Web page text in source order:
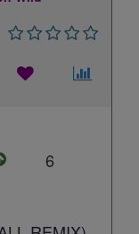
6